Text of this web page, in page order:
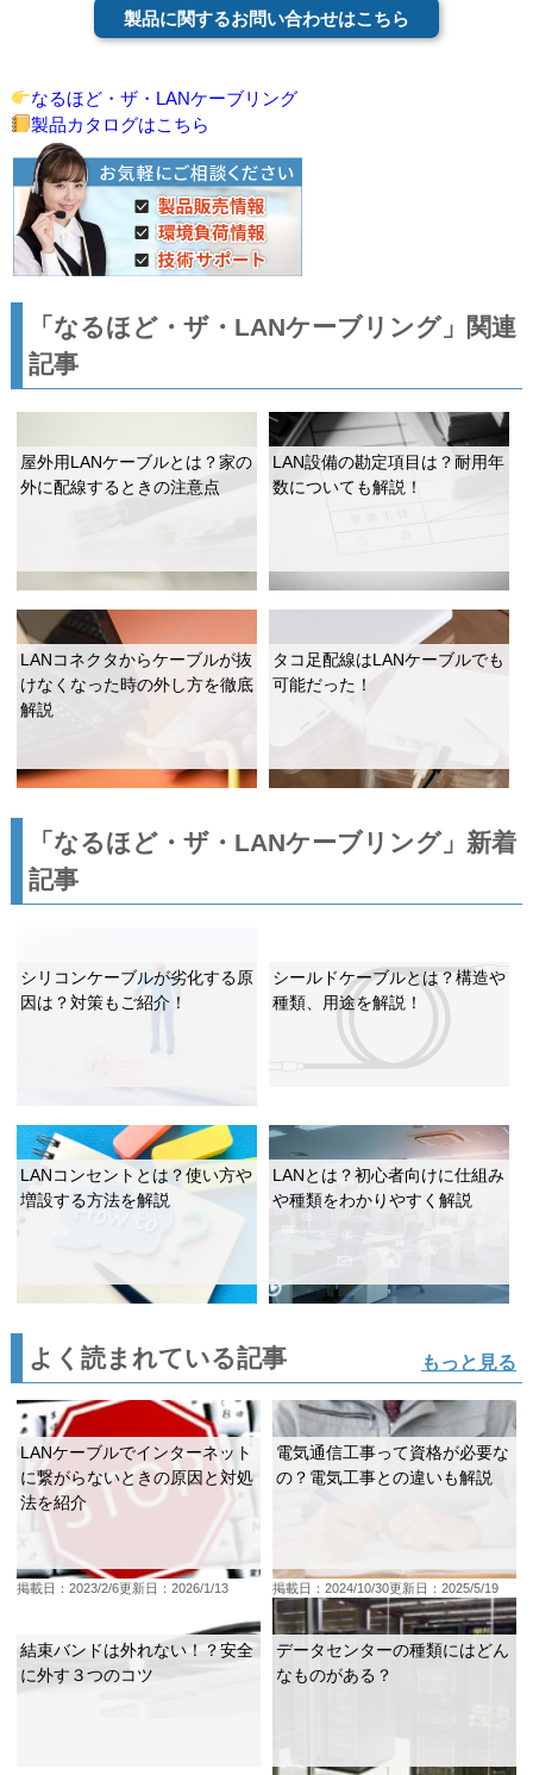
製品に関するお問い合わせはこちら
なるほど・ザ・LANケーブリング
製品カタログはこちら
「なるほど・ザ・LANケーブリング」関連
記事
屋外用LANケーブルとは？家の
外に配線するときの注意点
LAN設備の勘定項目は？耐用年
数についても解説！
LANコネクタからケーブルが抜
けなくなった時の外し方を徹底
解説
タコ足配線はLANケーブルでも
可能だった！
「なるほど・ザ・LANケーブリング」新着
記事
シリコンケーブルが劣化する原
因は？対策もご紹介！
シールドケーブルとは？構造や
種類、用途を解説！
LANコンセントとは？使い方や
増設する方法を解説
LANとは？初心者向けに仕組み
や種類をわかりやすく解説
よく読まれている記事 もっと見る
LANケーブルでインターネット
に繋がらないときの原因と対処
法を紹介
掲載日：2023/2/6更新日：2026/1/13
電気通信工事って資格が必要な
の？電気工事との違いも解説
掲載日：2024/10/30更新日：2025/5/19
結束バンドは外れない！？安全
に外す３つのコツ
データセンターの種類にはどん
なものがある？